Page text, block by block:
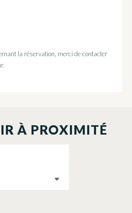
la réservation, merci de contacter
À PROXIMITÉ